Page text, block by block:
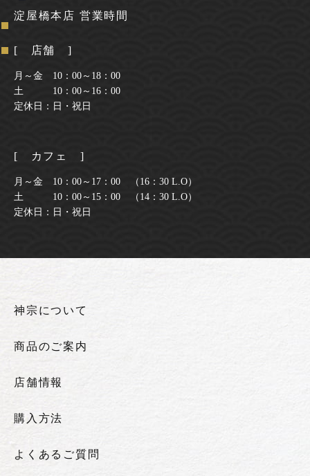
淀屋橋本店 営業時間
[ 店舗 ]
月～金 10：00～18：00
土 10：00～16：00
定休日：日・祝日
[ カフェ ]
月～金 10：00～17：00 （16：30 L.O）
土 10：00～15：00 （14：30 L.O）
定休日：日・祝日
神宗について
商品のご案内
店舗情報
購入方法
よくあるご質問